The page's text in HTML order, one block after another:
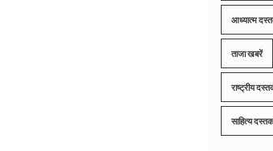
आध्यात्म
ताजा खबरें
राष्ट्रीय
साहित्य दस्तक